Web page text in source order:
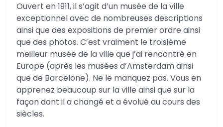
Ouvert en 1911, il s’agit d’un musée de la ville
exceptionnel avec de nombreuses descriptions
ainsi que des expositions de premier ordre ainsi
que des photos. C’est vraiment le troisième
meilleur musée de la ville que j’ai rencontré en
Europe (après les musées d’Amsterdam ainsi
que de Barcelone). Ne le manquez pas. Vous en
apprenez beaucoup sur la ville ainsi que sur la
façon dont il a changé et a évolué au cours des
siècles.